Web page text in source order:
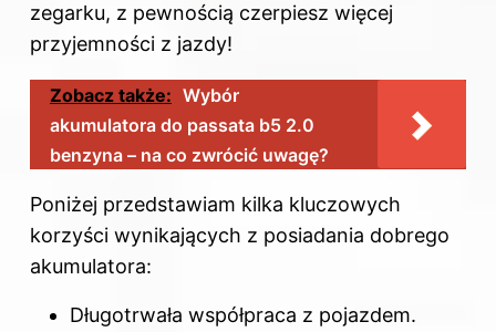
zegarku, z pewnością czerpiesz więcej
przyjemności z jazdy!
Zobacz także: Wybór
akumulatora do passata b5 2.0
benzyna – na co zwrócić uwagę?
Poniżej przedstawiam kilka kluczowych
korzyści wynikających z posiadania dobrego
akumulatora:
Długotrwała współpraca z pojazdem.